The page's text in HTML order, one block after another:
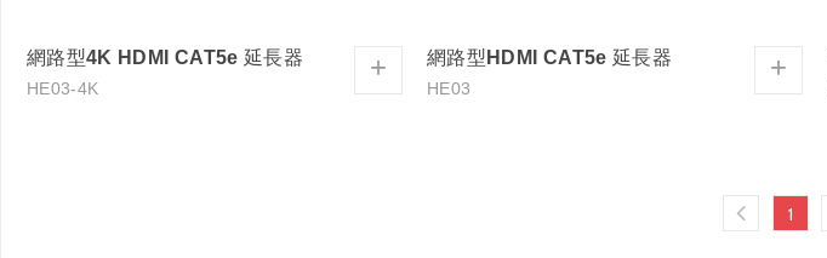
網路型4K HDMI CAT5e 延長器
HE03-4K
+ 網路型HDMI CAT5e 延長器
HE03
+
1